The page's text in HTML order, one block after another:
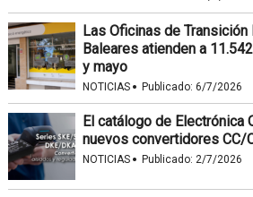
Las Oficinas de Transición
Baleares atienden a
y mayo
NOTICIAS · Publicado: 6/7/2026
El catálogo de Electrónica
nuevos convertidores CC/
NOTICIAS · Publicado: 2/7/2026